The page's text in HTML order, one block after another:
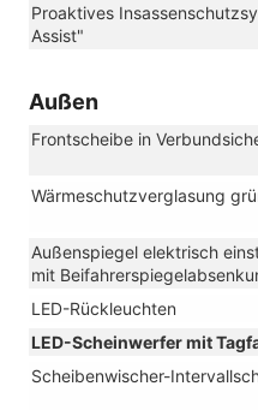
Proaktives
Assist"
Außen
Frontscheibe in
Wärmeschutzverglasung
Außenspiegel elektrisch
mit
LED-Rückleuchten
LED-Scheinwerfer mit
Scheibenwischer-